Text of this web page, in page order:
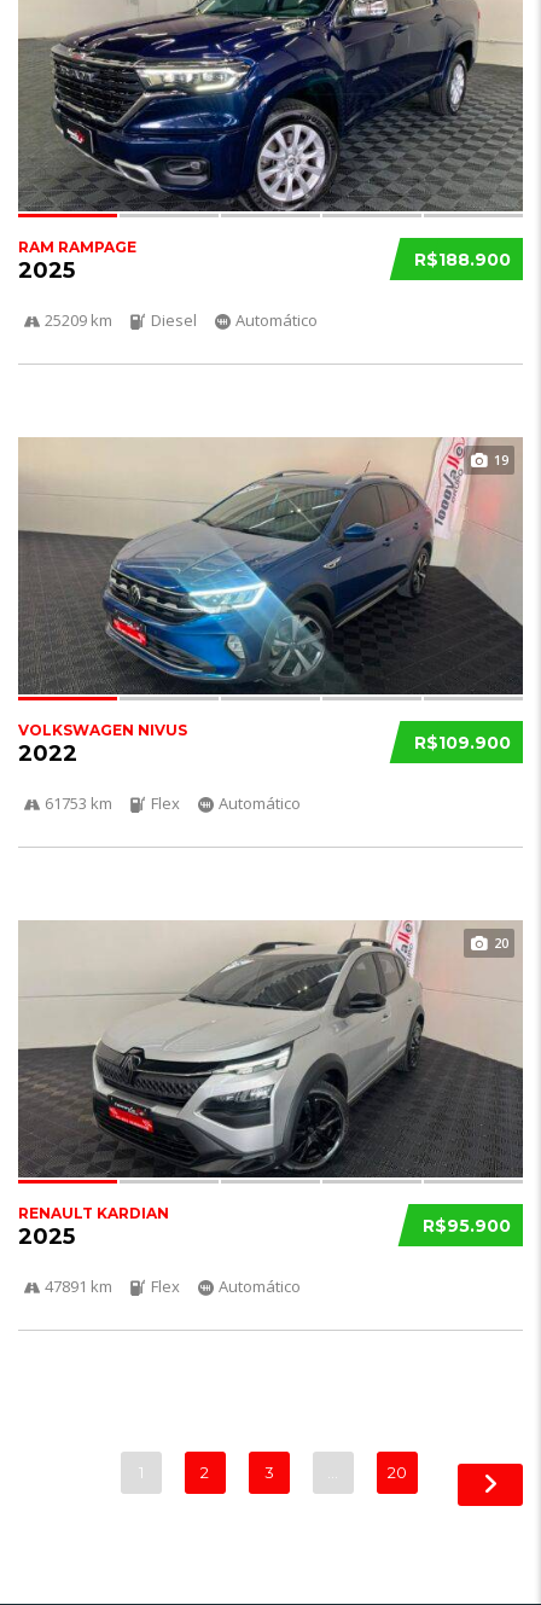
R$188.900
RAM RAMPAGE
2025
25209 km Diesel Automático
19
R$109.900
VOLKSWAGEN NIVUS
2022
61753 km Flex Automático
20
R$95.900
RENAULT KARDIAN
2025
47891 km Flex Automático
1 2 3 20